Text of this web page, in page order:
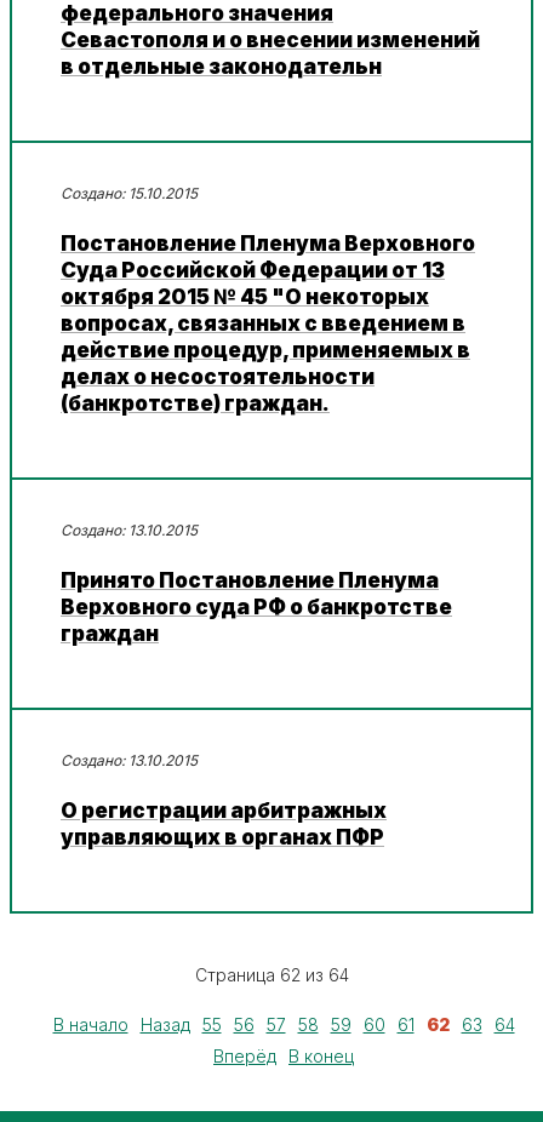
федерального значения
Севастополя и о внесении изменений
в отдельные законодательн
15.10.2015
Постановление Пленума Верховного
Суда Российской Федерации от 13
октября 2015 № 45 "О некоторых
вопросах, связанных с введением в
действие процедур, применяемых в
делах о несостоятельности
(банкротстве) граждан.
13.10.2015
Принято Постановление Пленума
Верховного суда РФ о банкротстве
граждан
13.10.2015
О регистрации арбитражных
управляющих в органах ПФР
Страница 62 из 64
В начало Назад 55 56 57 58 59 60 61 62 63
64
Вперёд
В конец